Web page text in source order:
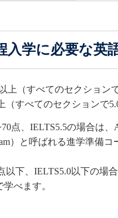
入学に必要な英
上（すべてのセクション
（すべてのセクションで
点、IELTS5.5の場合は、
）と呼ばれる進学準備コ
以下、IELTS5.0以下の場
べます。